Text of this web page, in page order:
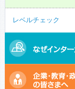
レベルチェック